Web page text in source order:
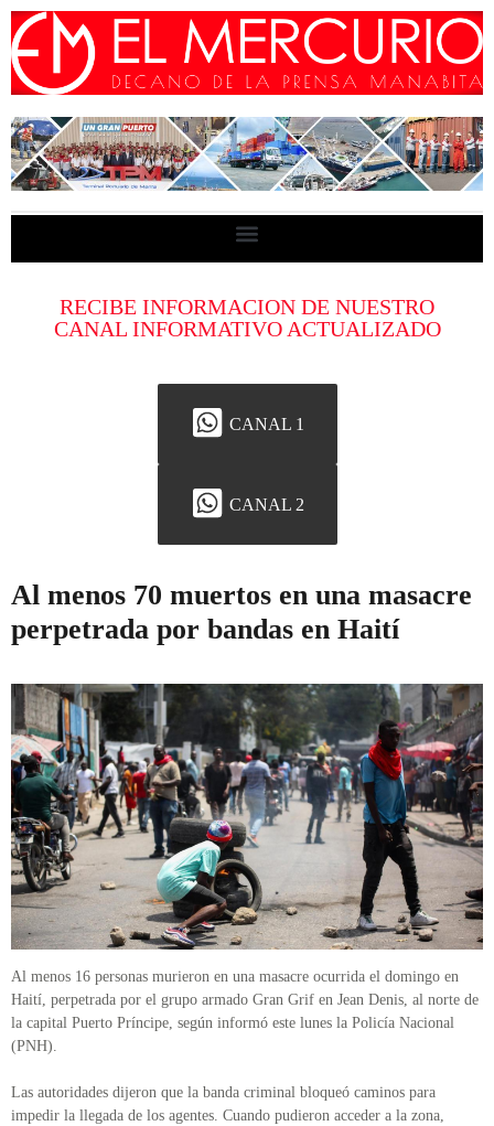
RECIBE INFORMACION DE NUESTRO
CANAL INFORMATIVO ACTUALIZADO
CANAL 1
CANAL 2
Al menos 70 muertos en una masacre
perpetrada por bandas en Haití
Al menos 16 personas murieron en una masacre ocurrida el domingo en
Haití, perpetrada por el grupo armado Gran Grif en Jean Denis, al norte de
la capital Puerto Príncipe, según informó este lunes la Policía Nacional
(PNH).
Las autoridades dijeron que la banda criminal bloqueó caminos para
impedir la llegada de los agentes. Cuando pudieron acceder a la zona,